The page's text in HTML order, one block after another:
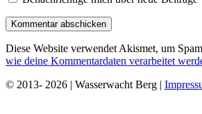
Diese Website verwendet Akismet, um
wie deine Kommentardaten verarbeitet
© 2013- 2026 | Wasserwacht Berg |